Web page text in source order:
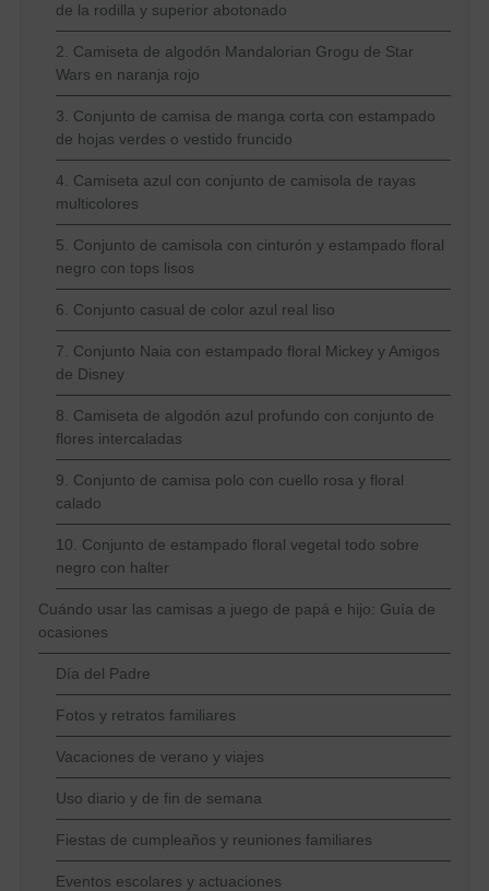
de la rodilla y superior abotonado
2. Camiseta de algodón Mandalorian Grogu de Star
Wars en naranja rojo
3. Conjunto de camisa de manga corta con estampado
de hojas verdes o vestido fruncido
4. Camiseta azul con conjunto de camisola de rayas
multicolores
5. Conjunto de camisola con cinturón y estampado floral
negro con tops lisos
6. Conjunto casual de color azul real liso
7. Conjunto Naia con estampado floral Mickey y Amigos
de Disney
8. Camiseta de algodón azul profundo con conjunto de
flores intercaladas
9. Conjunto de camisa polo con cuello rosa y floral
calado
10. Conjunto de estampado floral vegetal todo sobre
negro con halter
Cuándo usar las camisas a juego de papá e hijo: Guía de
ocasiones
Día del Padre
Fotos y retratos familiares
Vacaciones de verano y viajes
Uso diario y de fin de semana
Fiestas de cumpleaños y reuniones familiares
Eventos escolares y actuaciones